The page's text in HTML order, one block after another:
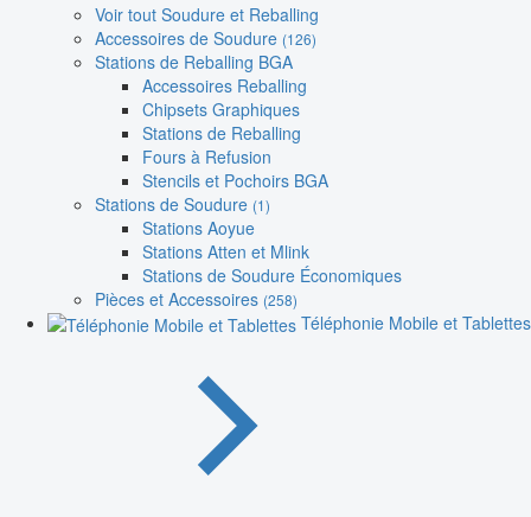
Voir tout Soudure et Reballing
Accessoires de Soudure (126)
Stations de Reballing BGA
Accessoires Reballing
Chipsets Graphiques
Stations de Reballing
Fours à Refusion
Stencils et Pochoirs BGA
Stations de Soudure (1)
Stations Aoyue
Stations Atten et Mlink
Stations de Soudure Économiques
Pièces et Accessoires (258)
Téléphonie Mobile et Tablettes